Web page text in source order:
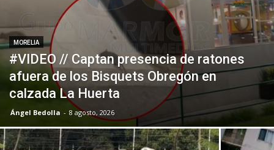
MORELIA
#VIDEO // Captan presencia de ratones
afuera de los Bisquets Obregón en
calzada La Huerta
Ángel Bedolla - 8 agosto, 2026